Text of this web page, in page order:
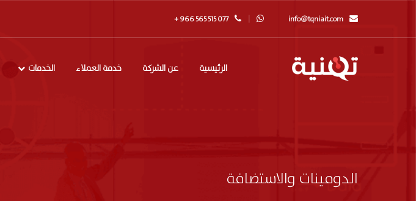
info@tqniait.com
+ 966 565 515 077
الرئيسية عن الشركة خدمة العملاء الخدمات
الدومينات والاستضافة